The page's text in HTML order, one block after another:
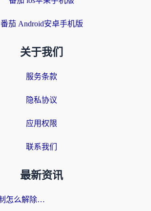
番茄 Android安卓手机版
关于我们
服务条款
隐私协议
应用权限
联系我们
最新资讯
优酷手机app地域限制怎么解除？海外党亲测有效的追剧方案